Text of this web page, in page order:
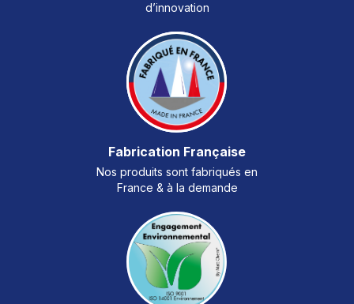
d’innovation
Fabrication Française
Nos produits sont fabriqués en
France & à la demande